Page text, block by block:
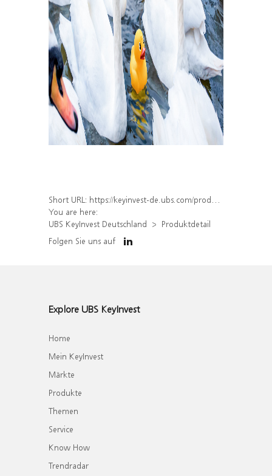
Short URL: https://keyinvest-de.ubs.com/produkt/detail/index/isin/DE000WA543U0
You are here:
UBS KeyInvest Deutschland
Produktdetail
Folgen Sie uns auf
Explore UBS KeyInvest
Home
Mein KeyInvest
Märkte
Produkte
Themen
Service
Know How
Trendradar